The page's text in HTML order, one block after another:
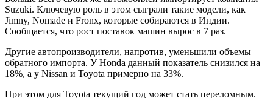
Suzuki. Ключевую роль в этом сыграли такие модели, как
Jimny, Nomade и Fronx, которые собираются в Индии.
Сообщается, что рост поставок машин вырос в 7 раз.
Другие автопроизводители, напротив, уменьшили объемы
обратного импорта. У Honda данный показатель снизился на
18%, а у Nissan и Toyota примерно на 33%.
При этом для Toyota текущий год может стать переломным.